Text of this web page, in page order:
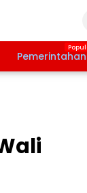
Pemerintahan